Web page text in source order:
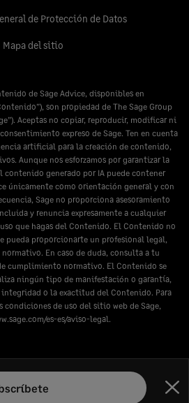
de Protección de Datos
Mapa del sitio
de Sage Advice, disponibles en
son propiedad de The Sage Group
Aceptas no copiar, reproducir, modificar ni
expreso de Sage. Ten en cuenta
artificial para la creación de contenido,
Aunque nos esforzamos por garantizar la
contenido generado por IA puede contener
únicamente como orientación general y con
Sage no proporciona asesoramiento
y renuncia expresamente a cualquier
que hagas del Contenido. El Contenido no
pueda proporcionarte un profesional legal,
En caso de duda, consulta a tu
cumplimiento normativo. El Contenido se
ningún tipo de manifestación o garantía,
o la exactitud del Contenido. Para
condiciones de uso del sitio web de Sage,
es-es/aviso-legal.